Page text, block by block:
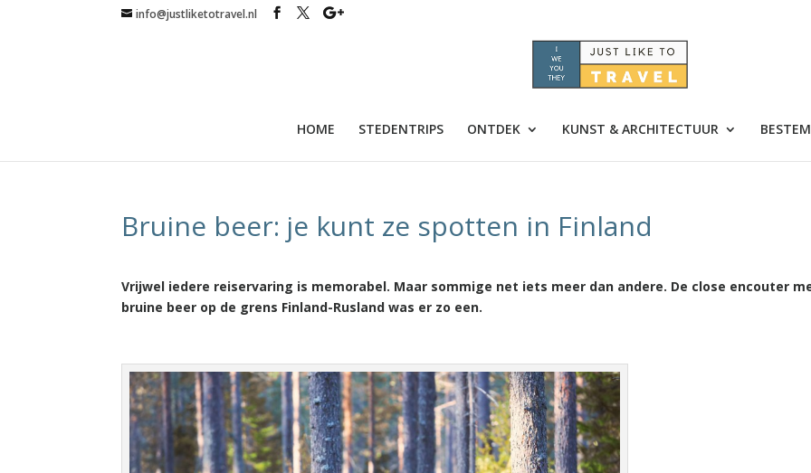
info@justliketotravel.nl
HOME STEDENTRIPS ONTDEK KUNST & ARCHITECTUUR
Bruine beer: je kunt ze spotten in Finland
Vrijwel iedere reiservaring is memorabel. Maar sommige net iets meer dan andere. De close encouter
bruine beer op de grens Finland-Rusland was er zo een.